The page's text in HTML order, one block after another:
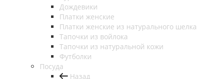
Дождевики
Платки женские
Платки женские из натурального шелка
Тапочки из войлока
Тапочки из натуральной кожи
Футболки
Посуда
Назад